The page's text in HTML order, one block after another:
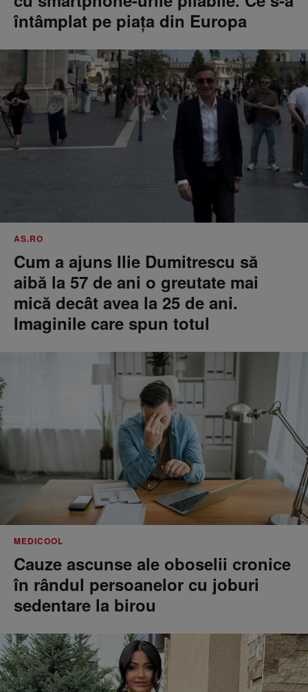
întâmplat pe piața din Europa
AS.RO
Cum a ajuns Ilie Dumitrescu să
aibă la 57 de ani o greutate mai
mică decât avea la 25 de ani.
Imaginile care spun totul
MEDICOOL
Cauze ascunse ale oboselii cronice
în rândul persoanelor cu joburi
sedentare la birou